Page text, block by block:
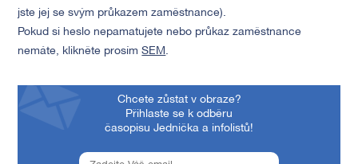
jste jej se svým průkazem zaměstnance).
Pokud si heslo nepamatujete nebo průkaz zaměstnance
nemáte, klikněte prosímSEM .
Chcete zůstat v obraze?
Přihlaste se k odběru
časopisu Jednička a infolistů!